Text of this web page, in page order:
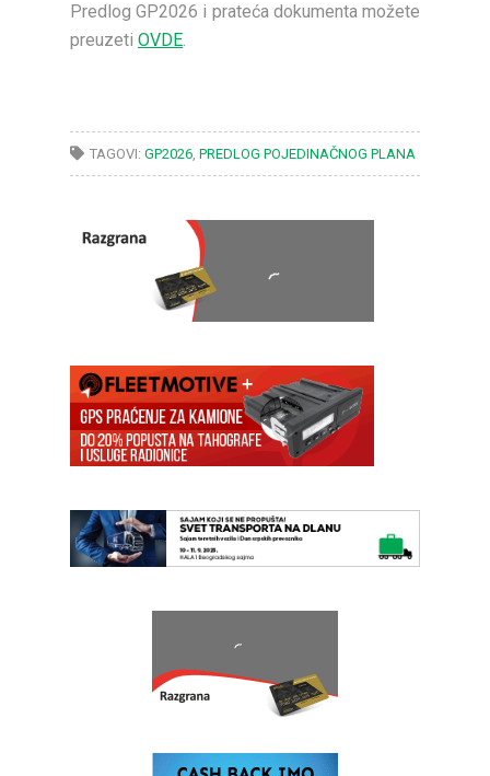
Predlog GP2026 i prateća dokumenta možete
preuzeti OVDE.
TAGOVI: GP2026, PREDLOG POJEDINAČNOG PLANA